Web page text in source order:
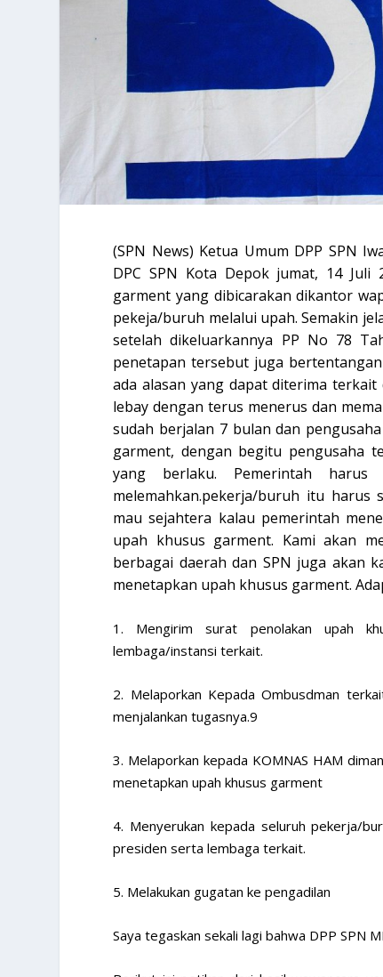
(SPN News) Ketua Umum DPP SPN
DPC SPN Kota Depok jumat, 14 Juli
garment yang dibicarakan dikantor
pekeja/buruh melalui upah. Semakin
setelah dikeluarkannya PP No 78
penetapan tersebut juga
ada alasan yang dapat diterima
lebay dengan terus menerus dan
sudah berjalan 7 bulan dan
garment, dengan begitu pengusaha
yang berlaku. Pemerintah harus
melemahkan.pekerja/buruh itu harus
mau sejahtera kalau pemerintah
upah khusus garment. Kami akan
berbagai daerah dan SPN juga akan
menetapkan upah khusus garment.
1. Mengirim surat penolakan upah
lembaga/instansi terkait.
2. Melaporkan Kepada Ombusdman
menjalankan tugasnya.9
3. Melaporkan kepada KOMNAS HAM
menetapkan upah khusus garment
4. Menyerukan kepada seluruh pekerja/
presiden serta lembaga terkait.
5. Melakukan gugatan ke pengadilan
Saya tegaskan sekali lagi bahwa DPP SPN